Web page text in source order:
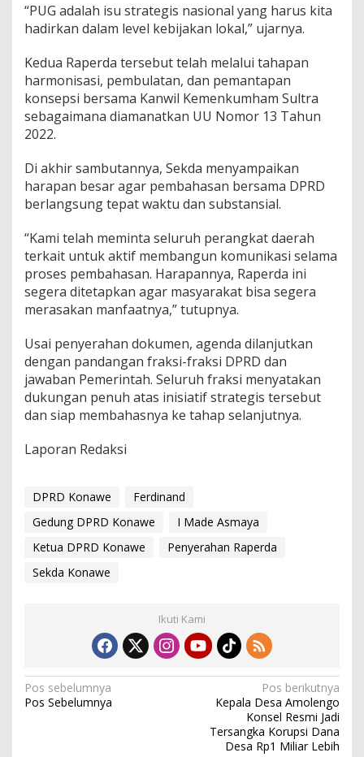
“PUG adalah isu strategis nasional yang harus kita
hadirkan dalam level kebijakan lokal,” ujarnya.
Kedua Raperda tersebut telah melalui tahapan
harmonisasi, pembulatan, dan pemantapan
konsepsi bersama Kanwil Kemenkumham Sultra
sebagaimana diamanatkan UU Nomor 13 Tahun
2022.
Di akhir sambutannya, Sekda menyampaikan
harapan besar agar pembahasan bersama DPRD
berlangsung tepat waktu dan substansial.
“Kami telah meminta seluruh perangkat daerah
terkait untuk aktif membangun komunikasi selama
proses pembahasan. Harapannya, Raperda ini
segera ditetapkan agar masyarakat bisa segera
merasakan manfaatnya,” tutupnya.
Usai penyerahan dokumen, agenda dilanjutkan
dengan pandangan fraksi-fraksi DPRD dan
jawaban Pemerintah. Seluruh fraksi menyatakan
dukungan penuh atas inisiatif strategis tersebut
dan siap membahasnya ke tahap selanjutnya.
Laporan Redaksi
DPRD Konawe
Ferdinand
Gedung DPRD Konawe
I Made Asmaya
Ketua DPRD Konawe
Penyerahan Raperda
Sekda Konawe
Ikuti Kami
N
a
Pos sebelumnya
Pos Sebelumnya
Pos berikutnya
Kepala Desa Amolengo
Konsel Resmi Jadi
Tersangka Korupsi Dana
Desa Rp1 Miliar Lebih